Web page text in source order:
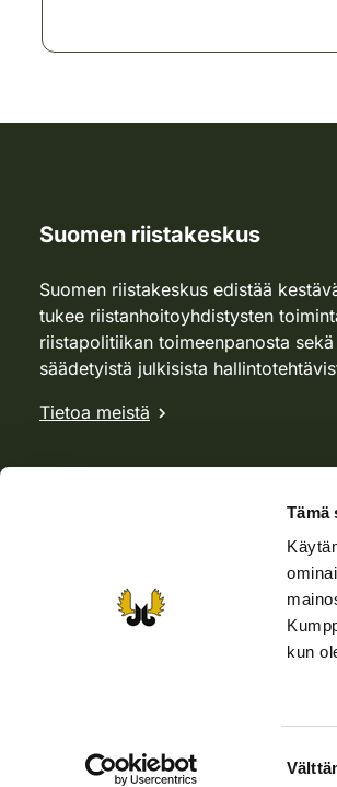
Tämä
kun
Suomen riistakeskus
Suomen riistakeskus edistää
tukee riistanhoitoyhdistysten
riistapolitiikan toimeenpanosta
säädetyistä julkisista
Tietoa meistä
Saavutettavuusseloste